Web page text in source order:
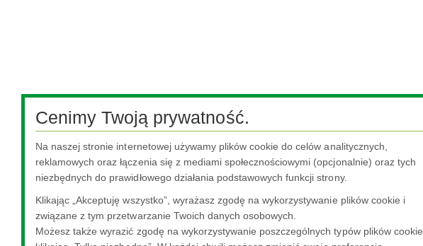
Cenimy Twoją prywatność.
Na naszej stronie internetowej używamy plików cookie do celów analitycznych,
reklamowych oraz łączenia się z mediami społecznościowymi (opcjonalnie) oraz tych
niezbędnych do prawidłowego działania podstawowych funkcji strony.
Klikając „Akceptuję wszystko”, wyrażasz zgodę na wykorzystywanie plików cookie i
związane z tym przetwarzanie Twoich danych osobowych.
Możesz także wyrazić zgodę na wykorzystywanie poszczególnych typów plików cookie